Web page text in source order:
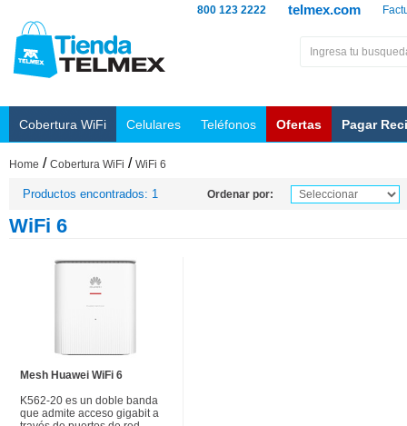
telmex.com
800 123 2222
Cobertura WiFi Celulares Teléfonos Ofertas Pagar
Home / Cobertura WiFi / WiFi 6
Productos encontrados: 1 Ordenar por:
WiFi 6
Mesh Huawei WiFi 6
K562-20 es un doble banda
que admite acceso gigabit a